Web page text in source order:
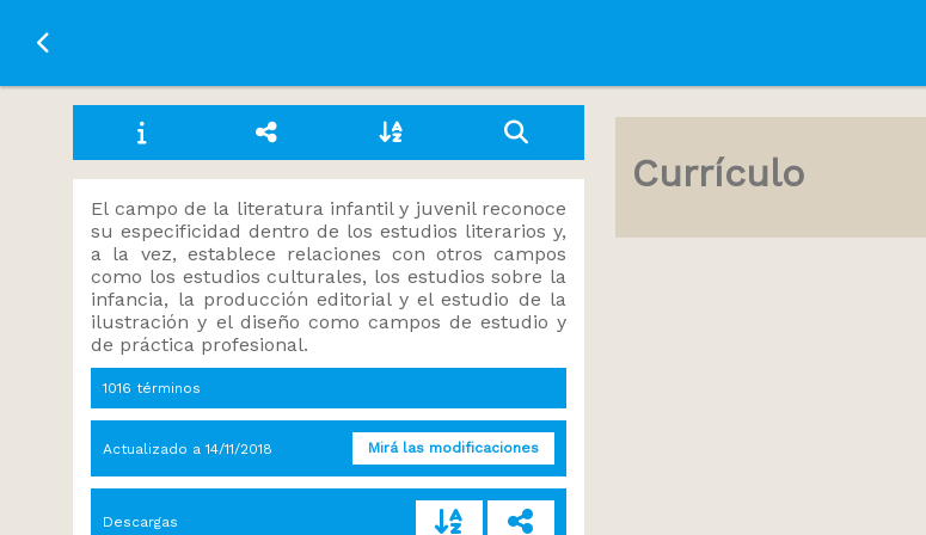
Ir a la página principal
El campo de la literatura infantil y juvenil reconoce
su especificidad dentro de los estudios literarios y,
a la vez, establece relaciones con otros campos
como los estudios culturales, los estudios sobre la
infancia, la producción editorial y el estudio de la
ilustración y el diseño como campos de estudio y
de práctica profesional.
1016 términos
Actualizado a14/11/2018 Mirá las modificaciones
Descargas
Currículo